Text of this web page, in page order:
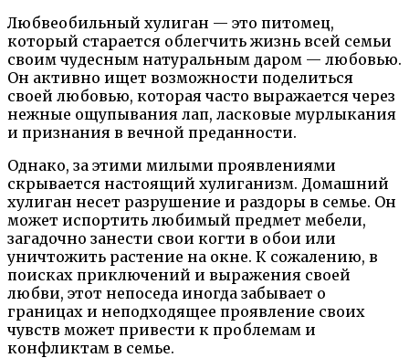
Любвеобильный хулиган — это питомец,
который старается облегчить жизнь всей семьи
своим чудесным натуральным даром — любовью.
Он активно ищет возможности поделиться
своей любовью, которая часто выражается через
нежные ощупывания лап, ласковые мурлыкания
и признания в вечной преданности.
Однако, за этими милыми проявлениями
скрывается настоящий хулиганизм. Домашний
хулиган несет разрушение и раздоры в семье. Он
может испортить любимый предмет мебели,
загадочно занести свои когти в обои или
уничтожить растение на окне. К сожалению, в
поисках приключений и выражения своей
любви, этот непоседа иногда забывает о
границах и неподходящее проявление своих
чувств может привести к проблемам и
конфликтам в семье.